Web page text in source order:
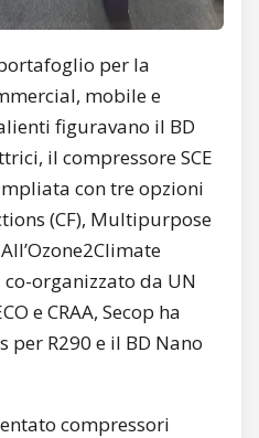
per la
mobile e
figuravano il BD
il compressore SCE
con tre opzioni
(CF), Multipurpose
organizzato da UN
e CRAA, Secop ha
per R290 e il BD Nano
compressori